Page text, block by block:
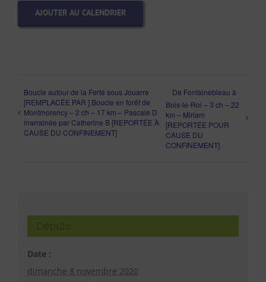
AJOUTER AU CALENDRIER
Boucle autour de la Ferté sous Jouarre
[REMPLACÉE PAR ] Boucle en forêt de
Montmorency – 2 ch – 17 km – Pascale D
marrainée par Catherine B [REPORTÉE À
CAUSE DU CONFINEMENT]
De Fontainebleau à
Bois-le-Roi – 3 ch – 22
km – Miriam
[REPORTÉE POUR
CAUSE DU
CONFINEMENT]
Détails
Date :
dimanche 8 novembre 2020